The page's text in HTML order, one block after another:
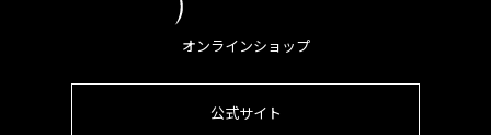
オンラインショップ
公式サイト